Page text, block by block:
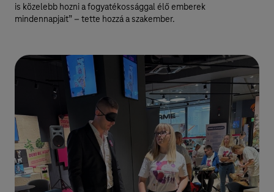
is közelebb hozni a fogyatékossággal élő emberek
mindennapjait” – tette hozzá a szakember.